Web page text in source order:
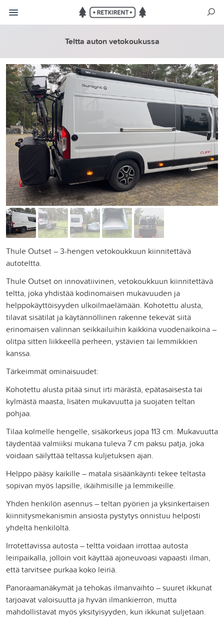
Teltta auton vetokoukussa
Thule Outset – 3-hengen vetokoukkuun kiinnitettävä
autoteltta.
Thule Outset on innovatiivinen, vetokoukkuun kiinnitettävä
teltta, joka yhdistää kodinomaisen mukavuuden ja
helppokäyttöisyyden ulkoilmaelämään. Kohotettu alusta,
tilavat sisätilat ja käytännöllinen rakenne tekevät siitä
erinomaisen valinnan seikkailuihin kaikkina vuodenaikoina –
olitpa sitten liikkeellä perheen, ystävien tai lemmikkien
kanssa.
Tärkeimmät ominaisuudet:
Kohotettu alusta pitää sinut irti märästä, epätasaisesta tai
kylmästä maasta, lisäten mukavuutta ja suojaten teltan
pohjaa.
Tilaa kolmelle hengelle, sisäkorkeus jopa 113 cm. Mukavuutta
täydentää valmiiksi mukana tuleva 7 cm paksu patja, joka
voidaan säilyttää teltassa kuljetuksen ajan.
Helppo pääsy kaikille – matala sisäänkäynti tekee teltasta
sopivan myös lapsille, ikäihmisille ja lemmikeille.
Yhden henkilön asennus – teltan pyörien ja yksinkertaisen
kiinnitysmekanismin ansiosta pystytys onnistuu helposti
yhdeltä henkilöltä.
Irrotettavissa autosta – teltta voidaan irrottaa autosta
leiripaikalla, jolloin voit käyttää ajoneuvoasi vapaasti ilman,
että tarvitsee purkaa koko leiriä.
Panoraamanäkymät ja tehokas ilmanvaihto – suuret ikkunat
tarjoavat valoisuutta ja hyvän ilmankierron, mutta
mahdollistavat myös yksityisyyden, kun ikkunat suljetaan.